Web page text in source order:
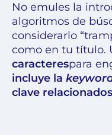
No emules la
algoritmos de
considerarlo
como en tu título.
caracterespara
incluye la
clave relacionados